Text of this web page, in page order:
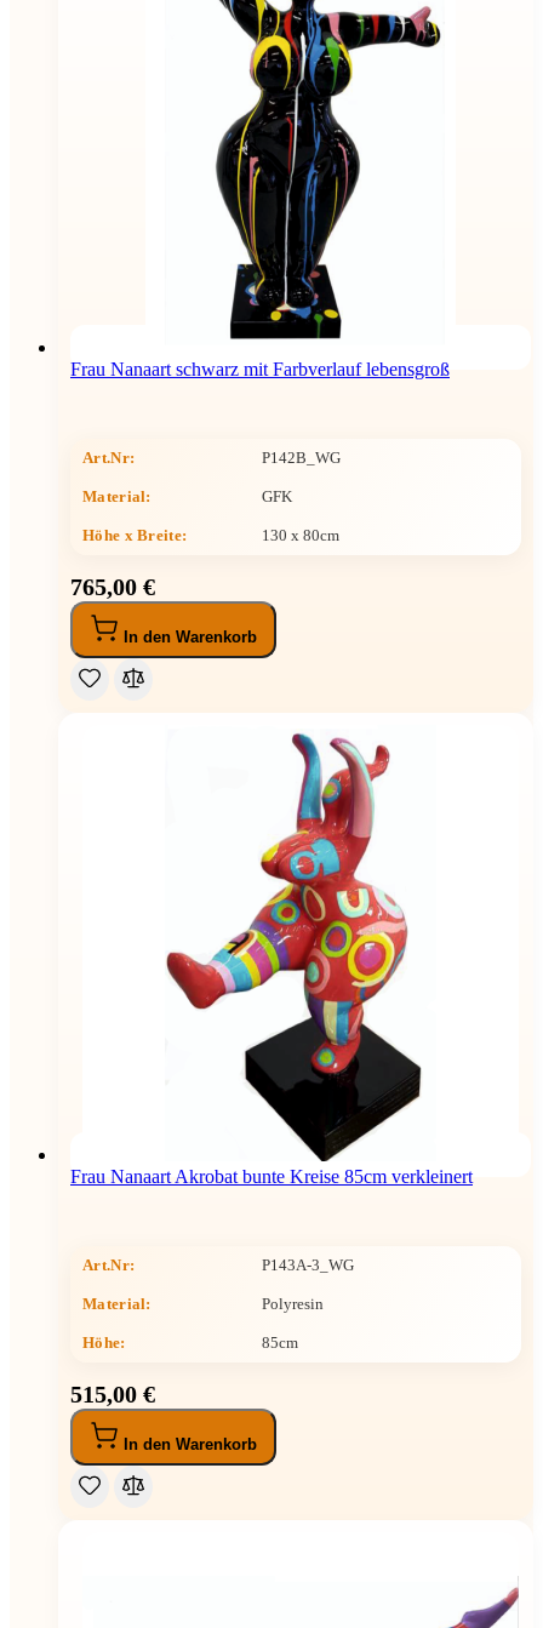
Frau Nanaart schwarz mit Farbverlauf lebensgroß
Art.Nr: P142B_WG
Material: GFK
Höhe x Breite: 130 x 80cm
765,00 €
In den Warenkorb
Frau Nanaart Akrobat bunte Kreise 85cm verkleinert
Art.Nr: P143A-3_WG
Material: Polyresin
Höhe: 85cm
515,00 €
In den Warenkorb